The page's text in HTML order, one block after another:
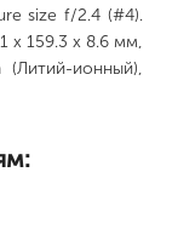
size f/2.4 (#4).
x 159.3 x 8.6 мм,
ионный),